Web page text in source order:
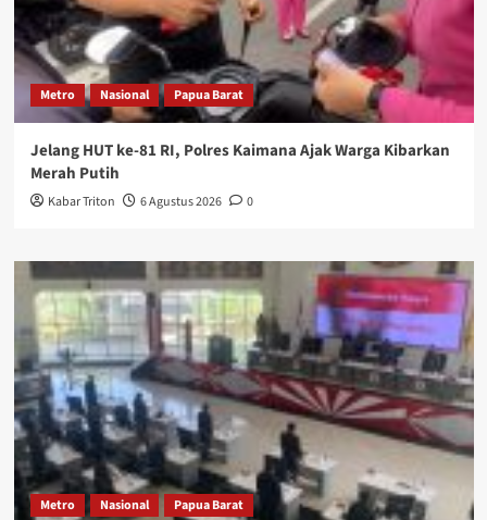
Metro Nasional Papua Barat
Jelang HUT ke-81 RI, Polres Kaimana Ajak Warga Kibarkan
Merah Putih
Kabar Triton 6 Agustus 2026 0
Metro Nasional Papua Barat